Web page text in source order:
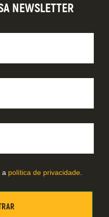
NEWSLETTER
a política de privacidade